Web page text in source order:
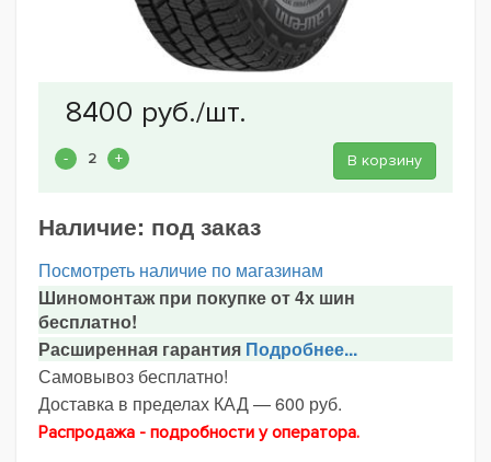
В корзину
Наличие: под заказ
Посмотреть наличие по магазинам
Шиномонтаж при покупке от 4х шин
бесплатно!
Расширенная гарантия Подробнее...
Самовывоз бесплатно!
Доставка в пределах КАД — 600 руб.
Распродажа - подробности у оператора.